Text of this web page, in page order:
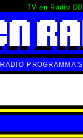
TV en Radio DB
RADIO PROGRAMMA'S